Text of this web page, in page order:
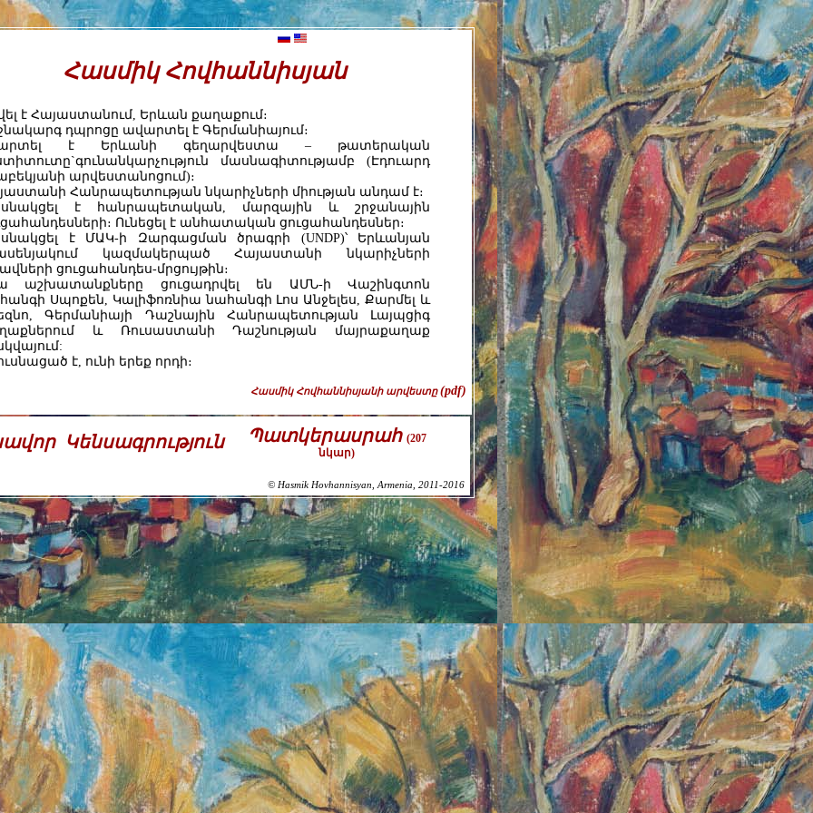
Հասմիկ Հովհաննիսյան
է Հայաստանում, Երևան քաղաքում։
դպրոցը ավարտել է Գերմանիայում։
է Երևանի գեղարվեստա – թատերական
մասնագիտությամբ (Էդուարդ
արվեստանոցում)։
Հանրապետության նկարիչների միության անդամ է։
է հանրապետական, մարզային և շրջանային
Ունեցել է անհատական ցուցահանդեսներ։
է ՄԱԿ-ի Զարգացման ծրագրի (UNDP)՝ Երևանյան
կազմակերպած Հայաստանի նկարիչների
ցուցահանդես-մրցույթին։
աշխատանքները ցուցադրվել են ԱՄՆ-ի Վաշինգտոն
Սպոքեն, Կալիֆոռնիա նահանգի Լոս Անջելես, Քարմել և
Գերմանիայի Դաշնային Հանրապետության Լայպցիգ
և Ռուսաստանի Դաշնության մայրաքաղաք
է, ունի երեք որդի։
Հասմիկ Հովհաննիսյանի արվեստը(pdf)
Կենսագրություն Պատկերասրահ (207
նկար)
© Hasmik Hovhannisyan, Armenia, 2011-2016